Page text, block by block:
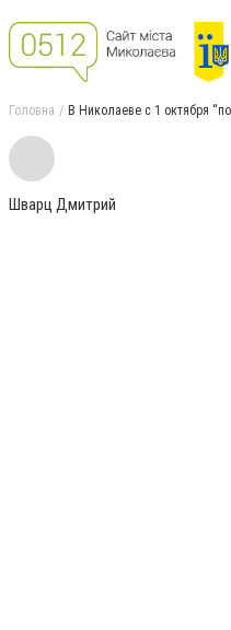
Головна В Николаеве с 1 октября
Шварц Дмитрий